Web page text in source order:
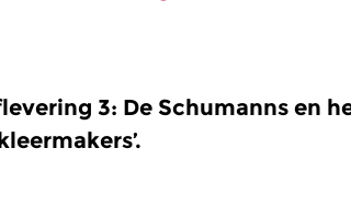
3: De Schumanns en